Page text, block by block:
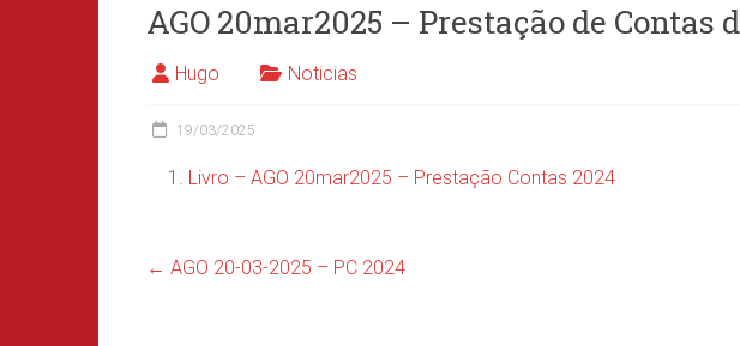
AGO 20mar2025 – Prestação de Contas
Hugo Noticias
19/03/2025
Livro – AGO 20mar2025 – Prestação Contas 2024
← AGO 20-03-2025 – PC 2024